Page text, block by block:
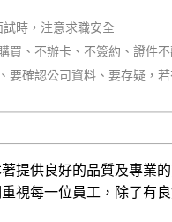
時，注意求職安全
買、不辦卡、不簽約、證件
要確認公司資料、要存疑，
提供良好的品質及專業
視每一位員工，除了有